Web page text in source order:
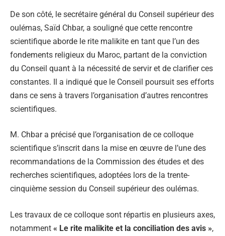
De son côté, le secrétaire général du Conseil supérieur des
oulémas, Saïd Chbar, a souligné que cette rencontre
scientifique aborde le rite malikite en tant que l’un des
fondements religieux du Maroc, partant de la conviction
du Conseil quant à la nécessité de servir et de clarifier ces
constantes. Il a indiqué que le Conseil poursuit ses efforts
dans ce sens à travers l’organisation d’autres rencontres
scientifiques.
M. Chbar a précisé que l’organisation de ce colloque
scientifique s’inscrit dans la mise en œuvre de l’une des
recommandations de la Commission des études et des
recherches scientifiques, adoptées lors de la trente-
cinquième session du Conseil supérieur des oulémas.
Les travaux de ce colloque sont répartis en plusieurs axes,
notamment « Le rite malikite et la conciliation des avis »,